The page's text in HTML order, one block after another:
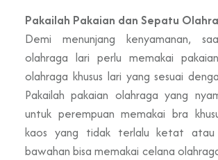
Pakailah Pakaian dan Sepatu
Demi menunjang kenyamanan,
olahraga lari perlu memakai
olahraga khusus lari yang sesuai
Pakailah pakaian olahraga yang
untuk perempuan memakai bra
kaos yang tidak terlalu ketat atau
bawahan bisa memakai celana